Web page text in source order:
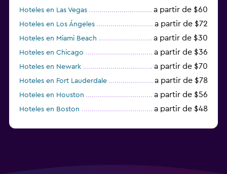
Hoteles en Las Vegas a partir de $60
Hoteles en Los Ángeles a partir de $72
Hoteles en Miami Beach a partir de $30
Hoteles en Chicago a partir de $36
Hoteles en Newark a partir de $70
Hoteles en Fort Lauderdale a partir de $78
Hoteles en Houston a partir de $56
Hoteles en Boston a partir de $48